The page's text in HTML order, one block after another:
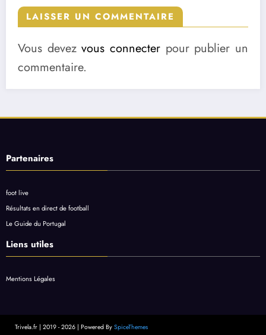
LAISSER UN COMMENTAIRE
Vous devezvous connecter pour publier un
commentaire.
Partenaires
foot live
Résultats en direct de football
Le Guide du Portugal
Liens utiles
Mentions Légales
Trivela.fr | 2019 - 2026 | Powered By SpiceThemes